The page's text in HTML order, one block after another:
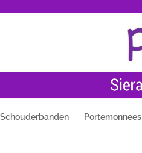
Schouderbanden Portemonnees